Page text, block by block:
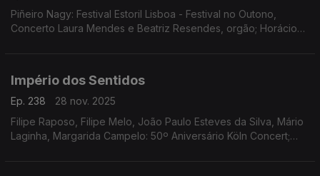
Piñeiro Nagy: Festival Estoril Lisboa - Festival no Outono,
Concerto Laura Mendes e Beatriz Resendes, orgão; Horácio
Império dos Sentidos
Ep. 238
28 nov. 2025
Filipe Raposo, Filipe Melo, João Paulo Esteves da Silva, Mário
Laginha, Margarida Campelo: 50º Aniversário Köln Concert;